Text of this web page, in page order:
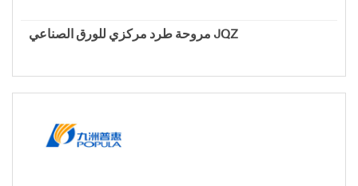
مروحة طرد مركزي للورق الصناعي JQZ